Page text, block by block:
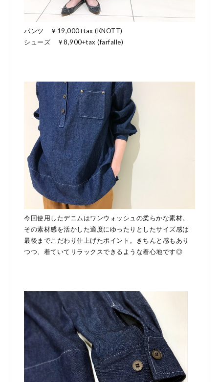
パンツ ￥19,000+tax (KNOTT)
シューズ ￥8,900+tax (farfalle)
今回使用したデニムはワンウォッシュの柔らかな素材。
その素材感を活かした適度にゆったりとしたサイズ感は
最後までこだわり仕上げたポイント。きちんと感もあり
つつ、着ていてリラックスできるような着心地です◎